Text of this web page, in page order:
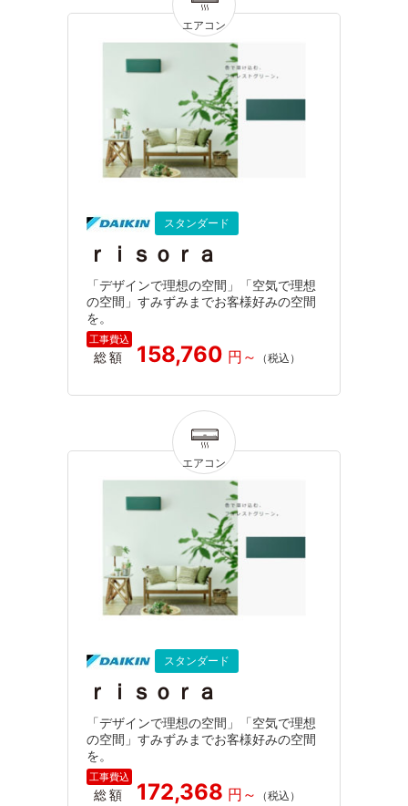
スタンダード
ｒｉｓｏｒａ
「デザインで理想の空間」「空気で理想
の空間」すみずみまでお客様好みの空間
を。
総額 158,760
スタンダード
ｒｉｓｏｒａ
「デザインで理想の空間」「空気で理想
の空間」すみずみまでお客様好みの空間
を。
総額 172,368